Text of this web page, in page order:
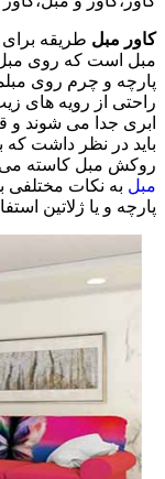
کاور مبل طریقه
مبل است که روی
پارچه و چرم روی
راحتی از رویه های
ابری جدا می شوند و
باید در نظر داشت که
روکش مبل کاسته می
مبل به نکات
پارچه و یا ژلاتین